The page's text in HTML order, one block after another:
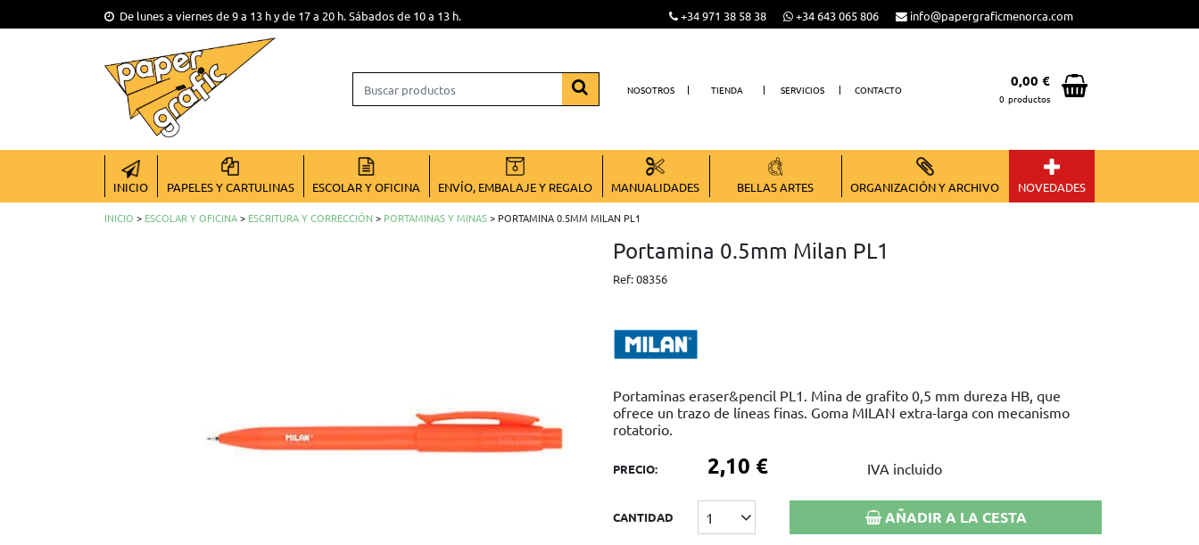
De lunes a viernes de 9 a 13 h y de 17 a 20 h. Sábados de 10 a 13 h. +34 971 38 58 38 +34 643 065 806 info@papergraficmenorca.com
NOSOTROS TIENDA SERVICIOS CONTACTO
0,00 €
0 productos
VER CESTA
INICIO
PAPELES Y CARTULINAS ESCOLAR Y OFICINA ENVÍO, EMBALAJE Y REGALO MANUALIDADES BELLAS ARTES ORGANIZACIÓN Y ARCHIVO NOVEDADES
INICIO > ESCOLAR Y OFICINA> ESCRITURA Y CORRECCIÓN > PORTAMINAS Y MINAS> PORTAMINA 0.5MM MILAN PL1
Portamina 0.5mm Milan PL1
Ref:08356
Portaminas eraser&pencil PL1. Mina de grafito 0,5 mm dureza HB, que
ofrece un trazo de líneas finas. Goma MILAN extra-larga con mecanismo
rotatorio.
PRECIO: 2,10 € IVA incluido
CANTIDAD 1 AÑADIR A LA CESTA